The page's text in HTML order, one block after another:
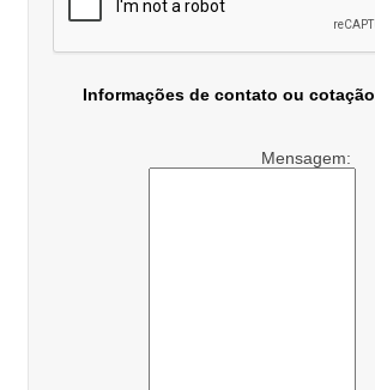
Informações de contato ou cotação
Mensagem: